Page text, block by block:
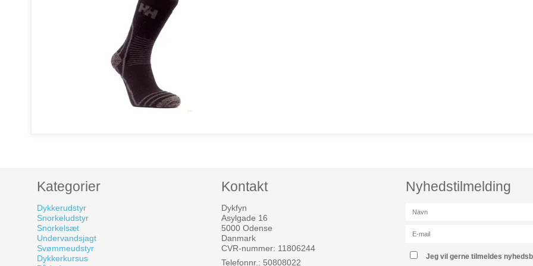
Kategorier
Dykkerudstyr
Snorkeludstyr
Snorkelsæt
Undervandsjagt
Svømmeudstyr
Dykkerkursus
Kontakt
Dykfyn
Asylgade 16
5000 Odense
Danmark
CVR-nummer: 11806244
Telefonnr.: 50808022
Nyhedstilmelding
Jeg vil gerne tilmeldes